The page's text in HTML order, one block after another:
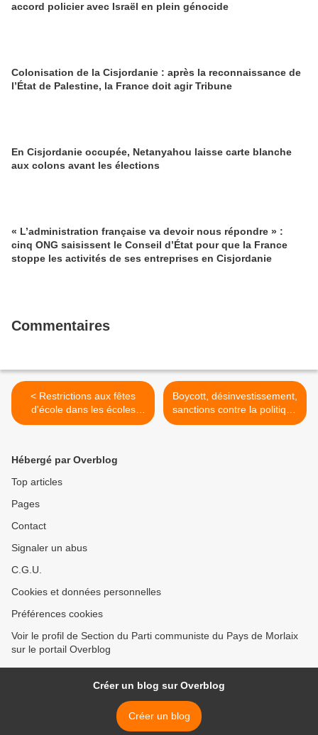
accord policier avec Israël en plein génocide
Colonisation de la Cisjordanie : après la reconnaissance de
l’État de Palestine, la France doit agir Tribune
En Cisjordanie occupée, Netanyahou laisse carte blanche
aux colons avant les élections
« L’administration française va devoir nous répondre » :
cinq ONG saisissent le Conseil d’État pour que la France
stoppe les activités de ses entreprises en Cisjordanie
Commentaires
< Restrictions aux fêtes
d'école dans les écoles
publiques de Morlaix:
morlaisienne (PS,
Coopérative Citoyenne,
Boycott, désinvestissement,
sanctions contre la politique
coloniale d'Israël contraire
Hébergé par Overblog
Top articles
Pages
Contact
Signaler un abus
C.G.U.
Cookies et données personnelles
Préférences cookies
Voir le profil de Section du Parti communiste du Pays de Morlaix
sur le portail Overblog
Créer un blog sur Overblog
Créer un blog